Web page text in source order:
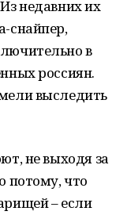
недавних их
снайпер,
в
россиян.
выследить
не выходя за
потому, что
– если